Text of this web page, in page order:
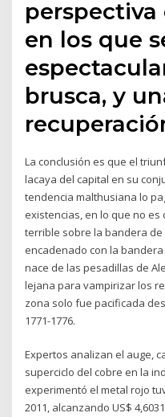
perspectiva
en los que
brusca, y
La conclusión es que el
lacaya del capital en su
tendencia malthusiana lo
existencias, en lo que no
terrible sobre la bandera
encadenado con la
nace de las pesadillas de
lejana para vampirizar los
zona solo fue pacificada
1771-1776.
Expertos analizan el auge,
superciclo del cobre en la
experimentó el metal rojo
2011, alcanzando US$